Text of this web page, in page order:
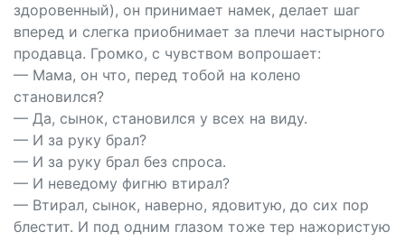
здоровенный), он принимает намек, делает шаг
вперед и слегка приобнимает за плечи настырного
продавца. Громко, с чувством вопрошает:
— Мама, он что, перед тобой на колено
становился?
— Да, сынок, становился у всех на виду.
— И за руку брал?
— И за руку брал без спроса.
— И неведому фигню втирал?
— Втирал, сынок, наверно, ядовитую, до сих пор
блестит. И под одним глазом тоже тер нажористую